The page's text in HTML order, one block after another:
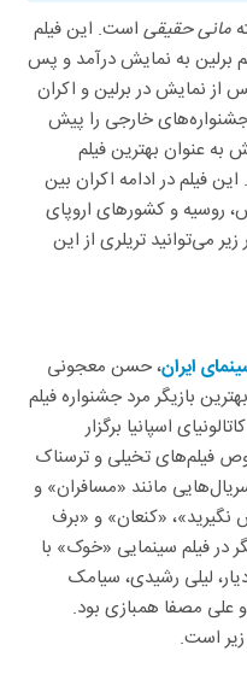
مانی حقیقی است. این فیلم
برلین به نمایش درآمد و پس
از نمایش در برلین و اکران
جشنواره‌های خارجی را پیش
عنوان بهترین فیلم
فیلم در ادامه اکران بین
روسیه و کشورهای اروپای
می‌توانید تریلری از این
ایران، حسن معجونی
بازیگر مرد جشنواره فیلم
اسپانیا برگزار
فیلم‌های تخیلی و ترسناک
مانند «مسافران» و
نگیرید»، «کنعان» و «برف
در فیلم سینمایی «خوک» با
لیلی رشیدی، سیامک
و علی مصفا همبازی بود.
است.